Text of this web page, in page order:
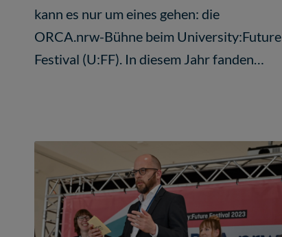
kann es nur um eines gehen: die
ORCA.nrw-Bühne beim University:Future
Festival (U:FF). In diesem Jahr fanden…